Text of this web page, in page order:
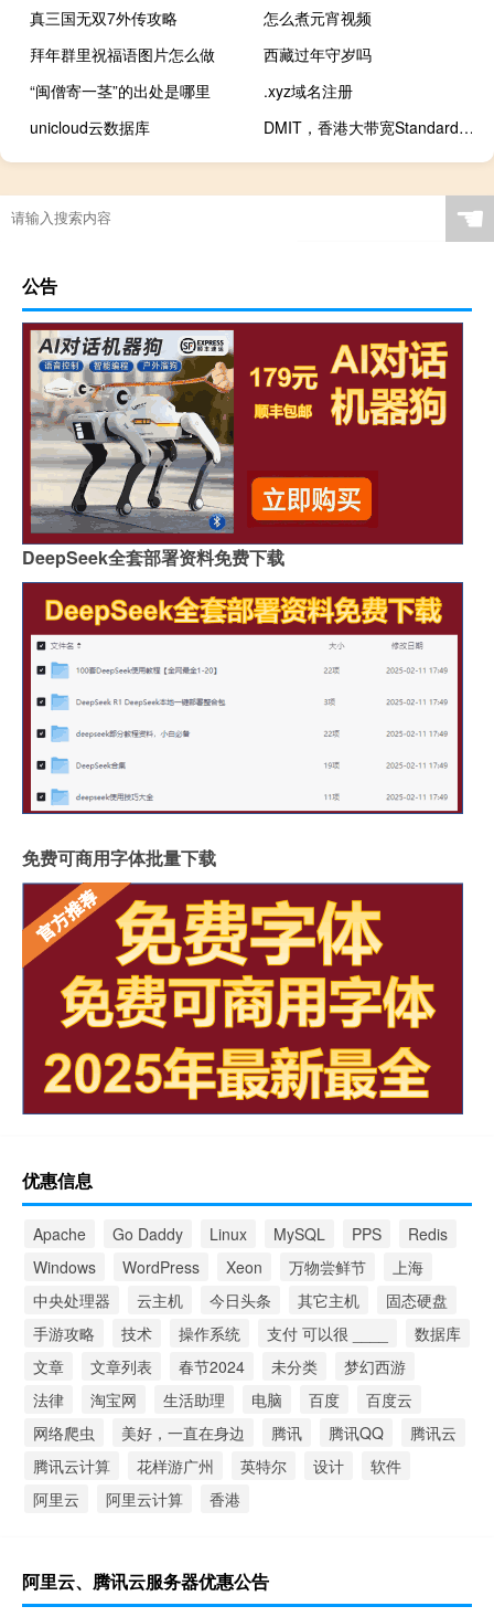
真三国无双7外传攻略
怎么煮元宵视频
拜年群里祝福语图片怎么做
西藏过年守岁吗
“闽僧寄一茎”的出处是哪里
.xyz域名注册
unicloud云数据库
DMIT，香港大带宽Standard系列VPS补货，中国香港机房/三网回程移动CMI，KVM虚拟/1Gbps带宽$12.9/月
☚
公告
DeepSeek全套部署资料免费下载
免费可商用字体批量下载
优惠信息
Apache Go Daddy Linux MySQL PPS
Redis
Windows
WordPress Xeon 万物尝鲜节
上海
中央处理器
云主机 今日头条 其它主机
固态硬盘
手游攻略
技术 操作系统 支付 可以很 ____
数据库
文章
文章列表 春节2024 未分类
梦幻西游
法律
淘宝网 生活助理 电脑 百度
百度云
网络爬虫
美好，一直在身边 腾讯 腾讯QQ
腾讯云
腾讯云计算
花样游广州 英特尔 设计
软件
阿里云
阿里云计算 香港
阿里云、腾讯云服务器优惠公告